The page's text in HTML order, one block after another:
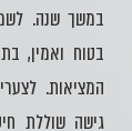
במשך שנה.
בטוח ואמין,
המציאות.
גישה שוללת